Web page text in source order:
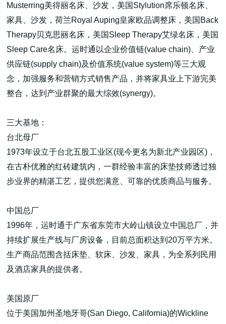
Musterring美得丽名床、沙发，美国Stylution席乐顿名床、
家具、沙发，荷兰Royal Auping皇家欧品调整床，美国Back
Therapy贝克思丽名床，美国Sleep Therapy艾绿名床，美国
Sleep Care名床。运时通以企业价值链(value chain)、产业
供应链(supply chain)及价值系统(value system)等三大观
念，加强服务和营销方式销售产品，并将家具业上下游完美
整合，达到产业群聚的最大综效(synergy)。
三大基地：
台北母厂
1973年设立于台北五股工业区(现今更名为新北产业园区)，
在古朴优雅的红砖建筑内，一群经验丰富的床垫技师透过独
步业界的精湛工艺，提供您满意、可靠的优质商品与服务。
中国总厂
1996年，运时通于广东省东莞市大岭山镇设立中国总厂，并
持续扩展生产线与厂房设备，目前总面积达到20万平方米。
生产商品范围含括床垫、软床、沙发、家具，为全系列民用
及酒店家具的提供者。
美国原厂
位于美国加州圣地牙哥(San Diego, California)的Wickline